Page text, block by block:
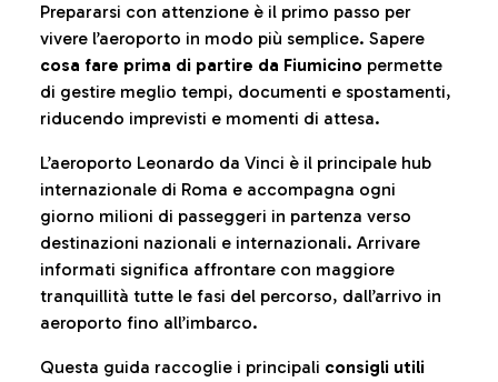
Prepararsi con attenzione è il primo passo per
vivere l’aeroporto in modo più semplice. Sapere
cosa fare prima di partire da Fiumicino permette
di gestire meglio tempi, documenti e spostamenti,
riducendo imprevisti e momenti di attesa.
L’aeroporto Leonardo da Vinci è il principale hub
internazionale di Roma e accompagna ogni
giorno milioni di passeggeri in partenza verso
destinazioni nazionali e internazionali. Arrivare
informati significa affrontare con maggiore
tranquillità tutte le fasi del percorso, dall’arrivo in
aeroporto fino all’imbarco.
Questa guida raccoglie i principali consigli utili